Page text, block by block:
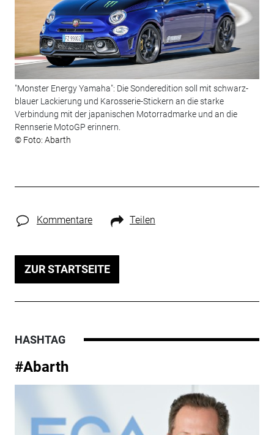
"Monster Energy Yamaha": Die Sonderedition soll mit schwarz-
blauer Lackierung und Karosserie-Stickern an die starke
Verbindung mit der japanischen Motorradmarke und an die
Rennserie MotoGP erinnern.
© Foto: Abarth
Kommentare Teilen
ZUR STARTSEITE
HASHTAG
#Abarth